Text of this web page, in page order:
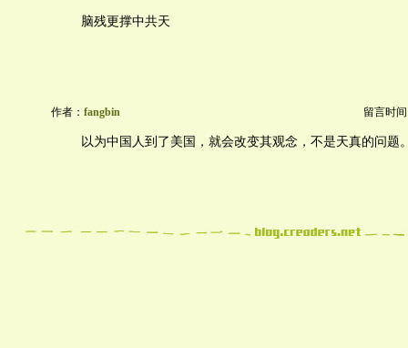
脑残更撑中共天
作者： fangbin 留言时间
以为中国人到了美国，就会改变其观念，不是天真的问题